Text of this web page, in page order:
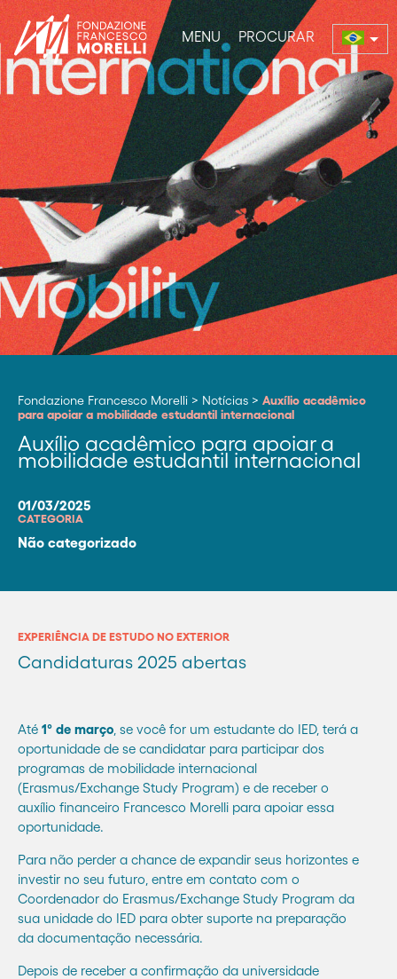
MENU PROCURAR
Fondazione Francesco Morelli > Notícias > Auxílio acadêmico
para apoiar a mobilidade estudantil internacional
Auxílio acadêmico para apoiar a
mobilidade estudantil internacional
01/03/2025
CATEGORIA
Não categorizado
EXPERIÊNCIA DE ESTUDO NO EXTERIOR
Candidaturas 2025 abertas
Até 1º de março , se você for um estudante do IED, terá a
oportunidade de se candidatar para participar dos
programas de mobilidade internacional
(Erasmus/Exchange Study Program) e de receber o
auxílio financeiro Francesco Morelli para apoiar essa
oportunidade.
Para não perder a chance de expandir seus horizontes e
investir no seu futuro, entre em contato com o
Coordenador do Erasmus/Exchange Study Program da
sua unidade do IED para obter suporte na preparação
da documentação necessária.
Depois de receber a confirmação da universidade